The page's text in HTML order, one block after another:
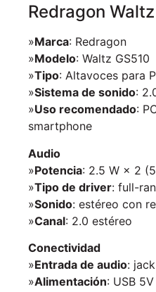
Redragon
»Marca: Redragon
»Modelo: Waltz GS510
»Tipo: Altavoces para
»Sistema de sonido:
»Uso recomendado:
smartphone
Audio
»Potencia: 2.5 W × 2
»Tipo de driver: full-
»Sonido: estéreo con
»Canal: 2.0 estéreo
Conectividad
»Entrada de audio:
»Alimentación: USB 5V